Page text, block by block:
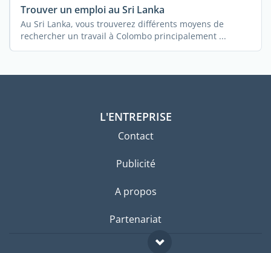
Trouver un emploi au Sri Lanka
Au Sri Lanka, vous trouverez différents moyens de
rechercher un travail à Colombo principalement ...
L'ENTREPRISE
Contact
Publicité
A propos
Partenariat